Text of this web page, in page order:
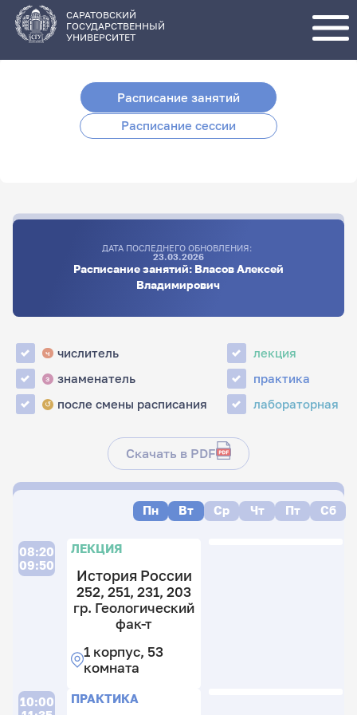
основному
содержанию
САРАТОВСКИЙ
ГОСУДАРСТВЕННЫЙ
УНИВЕРСИТЕТ
Расписание занятий
Расписание сессии
ДАТА ПОСЛЕДНЕГО ОБНОВЛЕНИЯ:
23.03.2026
Расписание занятий: Власов Алексей
Владимирович
ч числитель
з знаменатель
↺ после смены расписания
лекция
практика
лабораторная
Скачать в PDF
Пн Вт Ср Чт Пт Сб
08:20
09:50
ЛЕКЦИЯ
История России
252, 251, 231, 203
гр. Геологический
фак-т
1 корпус, 53
комната
10:00
ПРАКТИКА